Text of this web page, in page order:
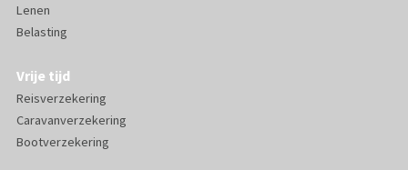
Lenen
Belasting
Vrije tijd
Reisverzekering
Caravanverzekering
Bootverzekering